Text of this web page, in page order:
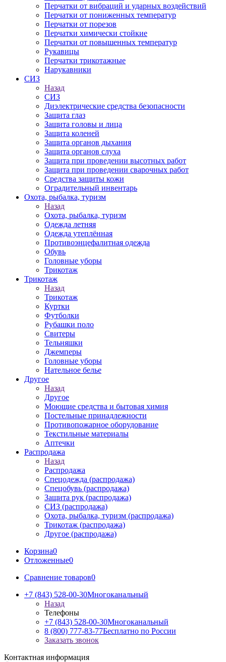
Перчатки от вибраций и ударных воздействий
Перчатки от пониженных температур
Перчатки от порезов
Перчатки химически стойкие
Перчатки от повышенных температур
Рукавицы
Перчатки трикотажные
Нарукавники
СИЗ
Назад
СИЗ
Диэлектрические средства безопасности
Защита глаз
Защита головы и лица
Защита коленей
Защита органов дыхания
Защита органов слуха
Защита при проведении высотных работ
Защита при проведении сварочных работ
Средства защиты кожи
Оградительный инвентарь
Охота, рыбалка, туризм
Назад
Охота, рыбалка, туризм
Одежда летняя
Одежда утеплённая
Противоэнцефалитная одежда
Обувь
Головные уборы
Трикотаж
Трикотаж
Назад
Трикотаж
Куртки
Футболки
Рубашки поло
Свитеры
Тельняшки
Джемперы
Головные уборы
Нательное белье
Другое
Назад
Другое
Моющие средства и бытовая химия
Постельные принадлежности
Противопожарное оборудование
Текстильные материалы
Аптечки
Распродажа
Назад
Распродажа
Спецодежда (распродажа)
Спецобувь (распродажа)
Защита рук (распродажа)
СИЗ (распродажа)
Охота, рыбалка, туризм (распродажа)
Трикотаж (распродажа)
Другое (распродажа)
Корзина0
Отложенные0
Сравнение товаров0
+7 (843) 528-00-30Многоканальный
Назад
Телефоны
+7 (843) 528-00-30Многоканальный
8 (800) 777-83-77Бесплатно по России
Заказать звонок
Контактная информация